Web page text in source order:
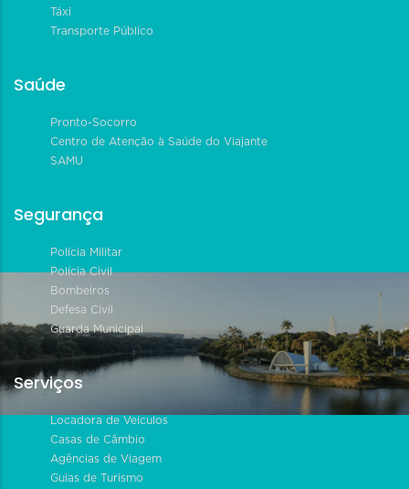
Táxi
Transporte Público
Saúde
Pronto-Socorro
Centro de Atenção à Saúde do Viajante
SAMU
Segurança
Polícia Militar
Polícia Civil
Bombeiros
Defesa Civil
Guarda Municipal
Serviços
Locadora de Veículos
Casas de Câmbio
Agências de Viagem
Guias de Turismo